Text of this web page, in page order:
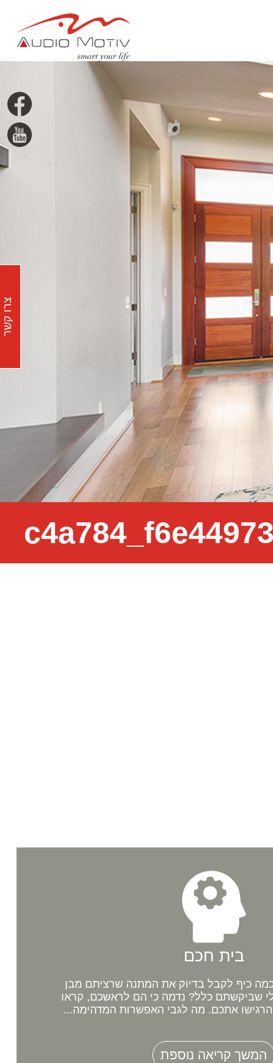
בית חכם
כיף לקבל בדיוק את המתנה שרציתם מבן
שביקשתם כלל? נדמה כי הם לראשכם, קראו
אתכם. מה לגבי האפשרות המדהימה...
המשך קריאה נוספת
צרו קשר